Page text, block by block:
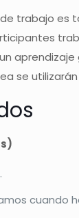
trabajo es
se
cuando